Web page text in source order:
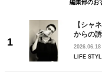
編集部のお
【シャ
からの
2026.06.18
LIFE